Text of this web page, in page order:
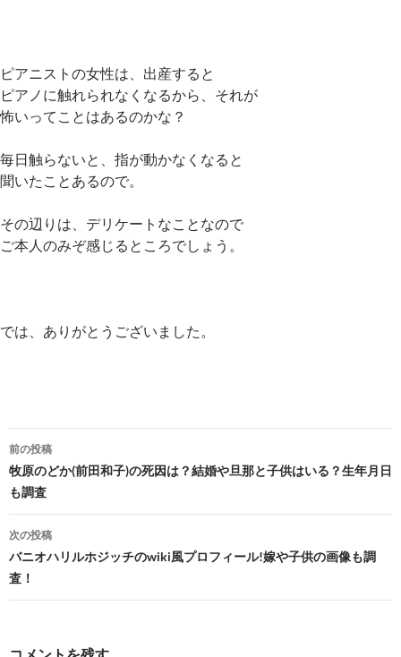
ピアニストの女性は、出産すると
ピアノに触れられなくなるから、それが
怖いってことはあるのかな？
毎日触らないと、指が動かなくなると
聞いたことあるので。
その辺りは、デリケートなことなので
ご本人のみぞ感じるところでしょう。
では、ありがとうございました。
投
稿
ナ
ビ
ゲ
ー
前の投稿
牧原のどか(前田和子)の死因は？結婚や旦那と子供はいる？生年月日
も調査
次の投稿
バニオハリルホジッチのwiki風プロフィール!嫁や子供の画像も調
査！